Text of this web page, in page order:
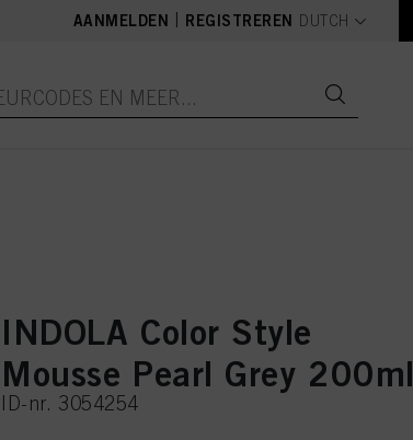
AANMELDEN REGISTREREN text.language
DUTCH
INDOLA Color Style
Mousse Pearl Grey 200ml
ID-nr. 3054254